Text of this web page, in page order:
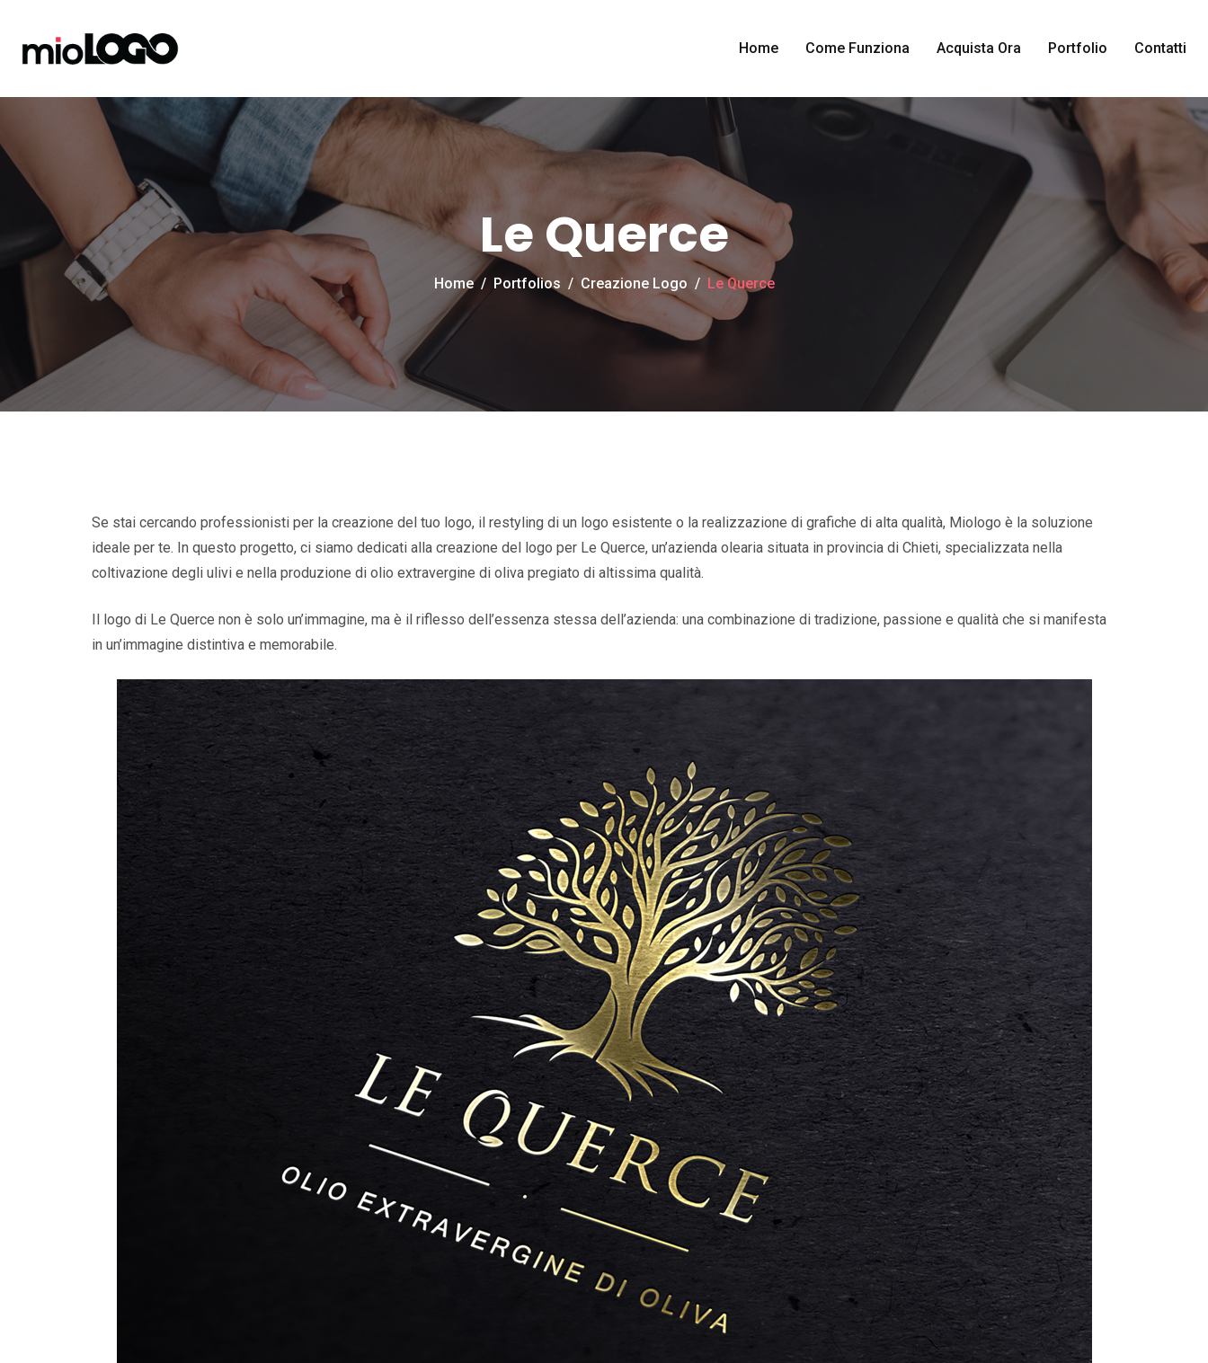
Home Come Funziona Acquista Ora Portfolio Contatti
Le Querce
Home / Portfolios / Creazione Logo / Le Querce
Se stai cercando professionisti per la creazione del tuo logo, il restyling di un logo esistente o la realizzazione di grafiche di alta qualità, Miologo è la soluzione
ideale per te. In questo progetto, ci siamo dedicati alla creazione del logo per Le Querce, un’azienda olearia situata in provincia di Chieti, specializzata nella
coltivazione degli ulivi e nella produzione di olio extravergine di oliva pregiato di altissima qualità.
Il logo di Le Querce non è solo un’immagine, ma è il riflesso dell’essenza stessa dell’azienda: una combinazione di tradizione, passione e qualità che si manifesta
in un’immagine distintiva e memorabile.